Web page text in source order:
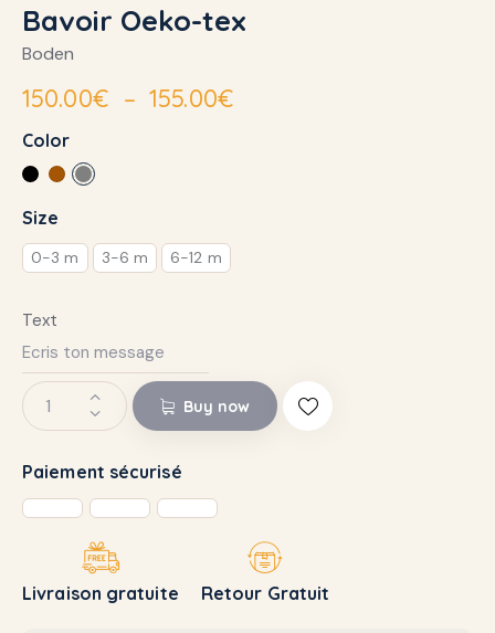
Bavoir Oeko-tex
Boden
150.00€ – 155.00€
Color
Size
0-3 m 3-6 m 6-12 m
Text
Buy now
Paiement sécurisé
Livraison gratuite Retour Gratuit